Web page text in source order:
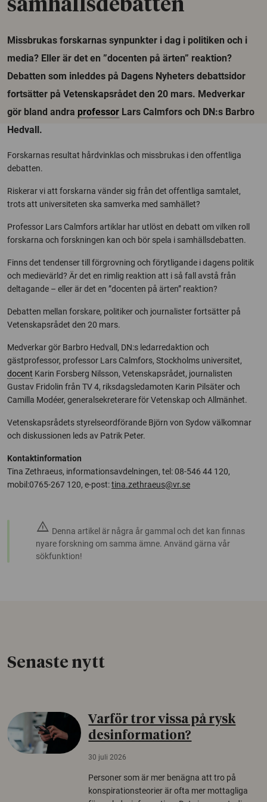
samhällsdebatten
Missbrukas forskarnas synpunkter i dag i politiken och i
media? Eller är det en ”docenten på ärten” reaktion?
Debatten som inleddes på Dagens Nyheters debattsidor
fortsätter på Vetenskapsrådet den 20 mars. Medverkar
gör bland andra professor Lars Calmfors och DN:s Barbro
Hedvall.
Forskarnas resultat hårdvinklas och missbrukas i den offentliga
debatten.
Riskerar vi att forskarna vänder sig från det offentliga samtalet,
trots att universiteten ska samverka med samhället?
Professor Lars Calmfors artiklar har utlöst en debatt om vilken roll
forskarna och forskningen kan och bör spela i samhällsdebatten.
Finns det tendenser till förgrovning och förytligande i dagens politik
och medievärld? Är det en rimlig reaktion att i så fall avstå från
deltagande – eller är det en ”docenten på ärten” reaktion?
Debatten mellan forskare, politiker och journalister fortsätter på
Vetenskapsrådet den 20 mars.
Medverkar gör Barbro Hedvall, DN:s ledarredaktion och
gästprofessor, professor Lars Calmfors, Stockholms universitet,
docent Karin Forsberg Nilsson, Vetenskapsrådet, journalisten
Gustav Fridolin från TV 4, riksdagsledamoten Karin Pilsäter och
Camilla Modéer, generalsekreterare för Vetenskap och Allmänhet.
Vetenskapsrådets styrelseordförande Björn von Sydow välkomnar
och diskussionen leds av Patrik Peter.
Kontaktinformation
Tina Zethraeus, informationsavdelningen, tel: 08-546 44 120,
mobil:0765-267 120, e-post:tina.zethraeus@vr.se
warning Denna artikel är några år gammal och det kan finnas
nyare forskning om samma ämne. Använd gärna vår
sökfunktion!
Senaste nytt
Varför tror vissa på rysk
desinformation?
30 juli 2026
Personer som är mer benägna att tro på
konspirationsteorier är ofta mer mottagliga